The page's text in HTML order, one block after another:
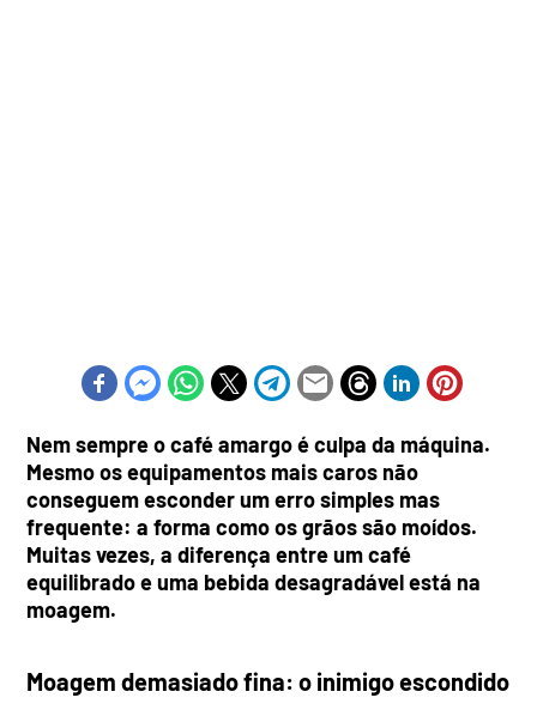
Nem sempre o café amargo é culpa da máquina.
Mesmo os equipamentos mais caros não
conseguem esconder um erro simples mas
frequente: a forma como os grãos são moídos.
Muitas vezes, a diferença entre um café
equilibrado e uma bebida desagradável está na
moagem.
Moagem demasiado fina: o inimigo escondido